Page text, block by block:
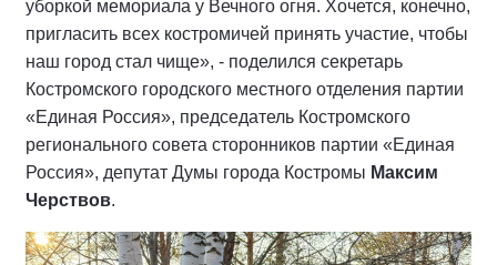
уборкой мемориала у Вечного огня. Хочется, конечно,
пригласить всех костромичей принять участие, чтобы
наш город стал чище», - поделился секретарь
Костромского городского местного отделения партии
«Единая Россия», председатель Костромского
регионального совета сторонников партии «Единая
Россия», депутат Думы города Костромы Максим
Черствов.